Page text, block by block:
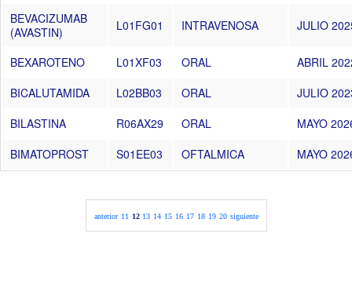
BEVACIZUMAB
(AVASTIN)
L01FG01 INTRAVENOSA JULIO
BEXAROTENO L01XF03 ORAL
ABRIL
BICALUTAMIDA
L02BB03 ORAL
JULIO
BILASTINA
R06AX29 ORAL
MAYO
BIMATOPROST
S01EE03 OFTALMICA MAYO
anterior 11 12 13 14 15 16 17 18 19 20 siguiente